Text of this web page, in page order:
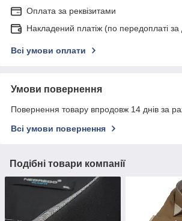
Оплата за реквізитами
Накладений платіж (по передоплаті за
Всі умови оплати
Умови повернення
Повернення товару впродовж 14 днів за
Всі умови повернення
Подібні товари компанії